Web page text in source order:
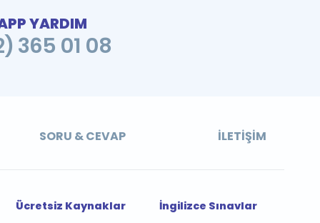
YARDIM
365 01 08
SORU & CEVAP İLETIŞIM
Ücretsiz Kaynaklar
İngilizce Sınavlar